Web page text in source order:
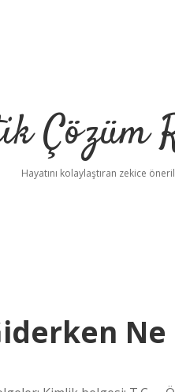
Çözüm
Hayatını kolaylaştıran zekice